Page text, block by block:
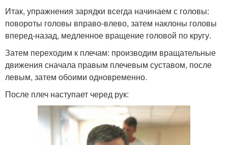
Итак, упражнения зарядки всегда начинаем с головы:
повороты головы вправо-влево, затем наклоны головы
вперед-назад, медленное вращение головой по кругу.
Затем переходим к плечам: производим вращательные
движения сначала правым плечевым суставом, после
левым, затем обоими одновременно.
После плеч наступает черед рук: